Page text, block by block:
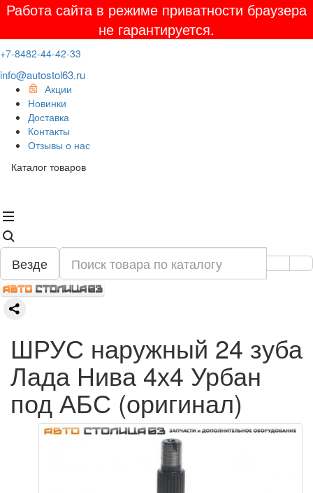
Работа сайта в режиме приватности браузера
не гарантируется.
+7-8482-44-42-33
info@autostol63.ru
Акции
Новинки
Доставка
Контакты
Отзывы о нас
Каталог товаров
Везде
ШРУС наружный 24 зуба
Лада Нива 4х4 Урбан
под АБС (оригинал)